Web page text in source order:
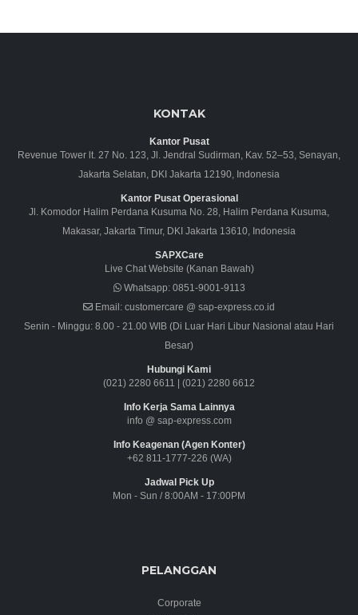
KONTAK
Kantor Pusat
Revenue Tower lt. 27 No. 123, Jl. Jendral Sudirman, Kav. 52–53, Senayan,
Jakarta Selatan, DKI Jakarta 12190, Indonesia
Kantor Pusat Operasional
Jl. Komodor Halim Perdana Kusuma No. 28, Halim Perdana Kusuma,
Makasar, Jakarta Timur, DKI Jakarta 13610, Indonesia
SAPXCare
Live Chat Website (Kanan Bawah)
Whatsapp:0851-9001-9113
Email: customercare @ sap-express.co.id
Senin - Minggu: 8.00 - 21.00 WIB (Di Luar Hari Libur Nasional atau Hari
Besar)
Hubungi Kami
(021) 2280 6611 | (021) 2280 6612
Info Kerja Sama Lainnya
info @ sap-express.com
Info Keagenan (Agen Konter)
+62 811-1777-226 (WA)
Jadwal Pick Up
Mon - Sun / 8:00AM - 17:00PM
PELANGGAN
Corporate